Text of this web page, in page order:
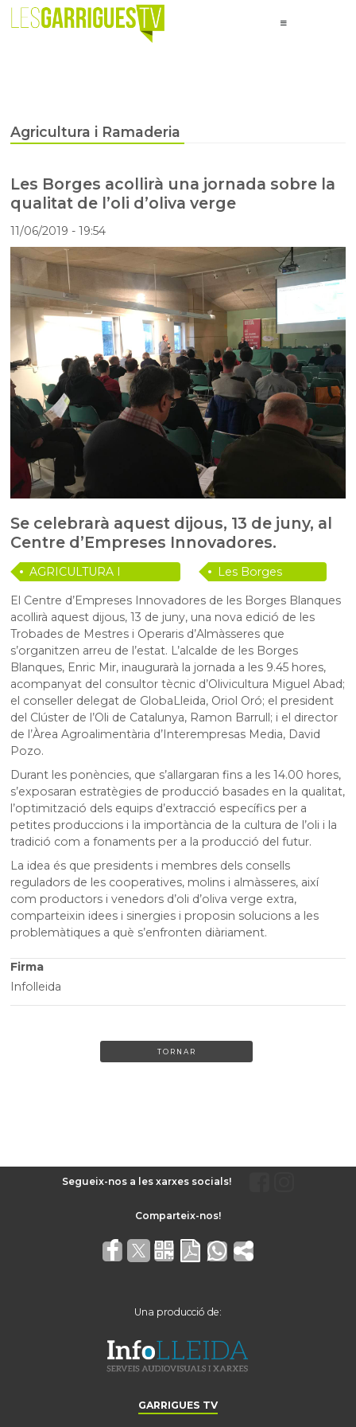
Agricultura i Ramaderia
Les Borges acollirà una jornada sobre la
qualitat de l’oli d’oliva verge
11/06/2019- 19:54
Se celebrarà aquest dijous, 13 de juny, al
Centre d’Empreses Innovadores.
AGRICULTURA I
Les Borges
El Centre d’Empreses Innovadores de les Borges Blanques
acollirà aquest dijous, 13 de juny, una nova edició de les
Trobades de Mestres i Operaris d’Almàsseres que
s’organitzen arreu de l’estat. L’alcalde de les Borges
Blanques, Enric Mir, inaugurarà la jornada a les 9.45 hores,
acompanyat del consultor tècnic d’Olivicultura Miguel Abad;
el conseller delegat de GlobaLleida, Oriol Oró; el president
del Clúster de l’Oli de Catalunya, Ramon Barrull; i el director
de l’Àrea Agroalimentària d’Interempresas Media, David
Pozo.
Durant les ponències, que s’allargaran fins a les 14.00 hores,
s’exposaran estratègies de producció basades en la qualitat,
l’optimització dels equips d’extracció específics per a
petites produccions i la importància de la cultura de l’oli i la
tradició com a fonaments per a la producció del futur.
La idea és que presidents i membres dels consells
reguladors de les cooperatives, molins i almàsseres, així
com productors i venedors d’oli d’oliva verge extra,
comparteixin idees i sinergies i proposin solucions a les
problemàtiques a què s’enfronten diàriament.
Firma
Infolleida
TORNAR
Segueix-nos a les xarxes socials!
Una producció de:
GARRIGUES TV